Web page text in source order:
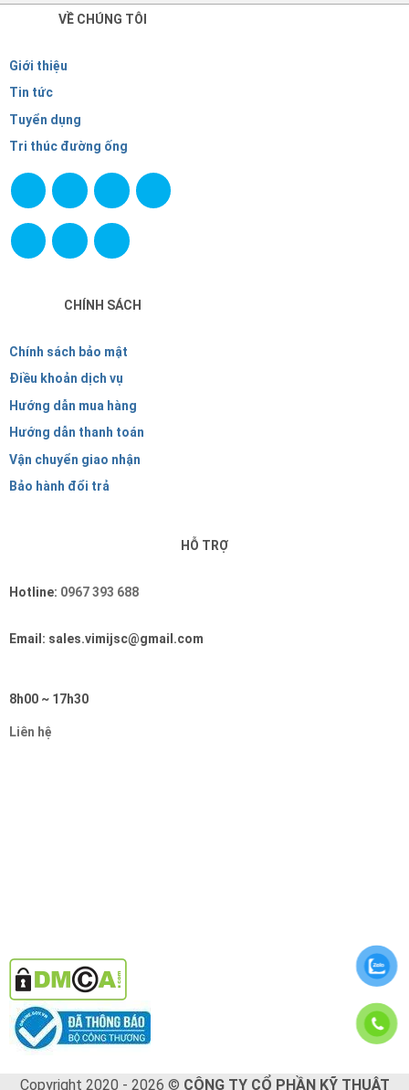
VỀ CHÚNG TÔI
Giới thiệu
Tin tức
Tuyển dụng
Tri thúc đường ống
CHÍNH SÁCH
Chính sách bảo mật
Điều khoản dịch vụ
Hướng dẫn mua hàng
Hướng dẫn thanh toán
Vận chuyển giao nhận
Bảo hành đổi trả
HỖ TRỢ
Hotline: 0967 393 688
Email: sales.vimijsc@gmail.com
8h00 ~ 17h30
Liên hệ
Copyright 2020 - 2026 © CÔNG TY CỔ PHẦN KỸ THUẬT